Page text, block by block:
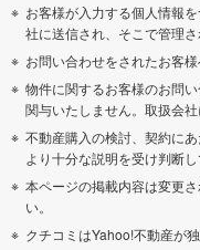
お客様が入力する個人情報
社に送信され、そこで管理さ
お問い合わせをされたお客
物件に関するお客様のお問
関与いたしません。取扱会社
不動産購入の検討、契約に
より十分な説明を受け判断し
本ページの掲載内容は変更
い。
クチコミはYahoo!不動産が